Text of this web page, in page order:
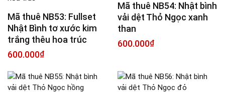
Mã thuê NB53: Fullset
Nhật Bình tơ xước kim
trắng thêu hoa trúc
600.000₫
Mã thuê NB54: Nhật bình
vải dệt Thỏ Ngọc xanh
than
600.000₫